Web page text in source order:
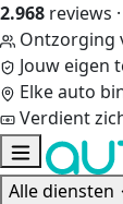
2.968 reviews ·
Ontzorging
Jouw eigen
Elke auto
Verdient
Alle diensten